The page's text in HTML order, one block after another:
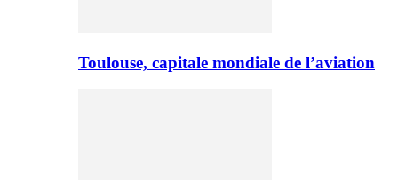
Toulouse, capitale mondiale de l’aviation